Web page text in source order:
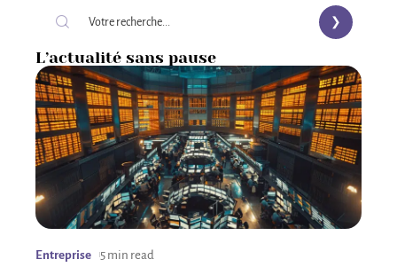
L’actualité sans pause
Entreprise 5 min read